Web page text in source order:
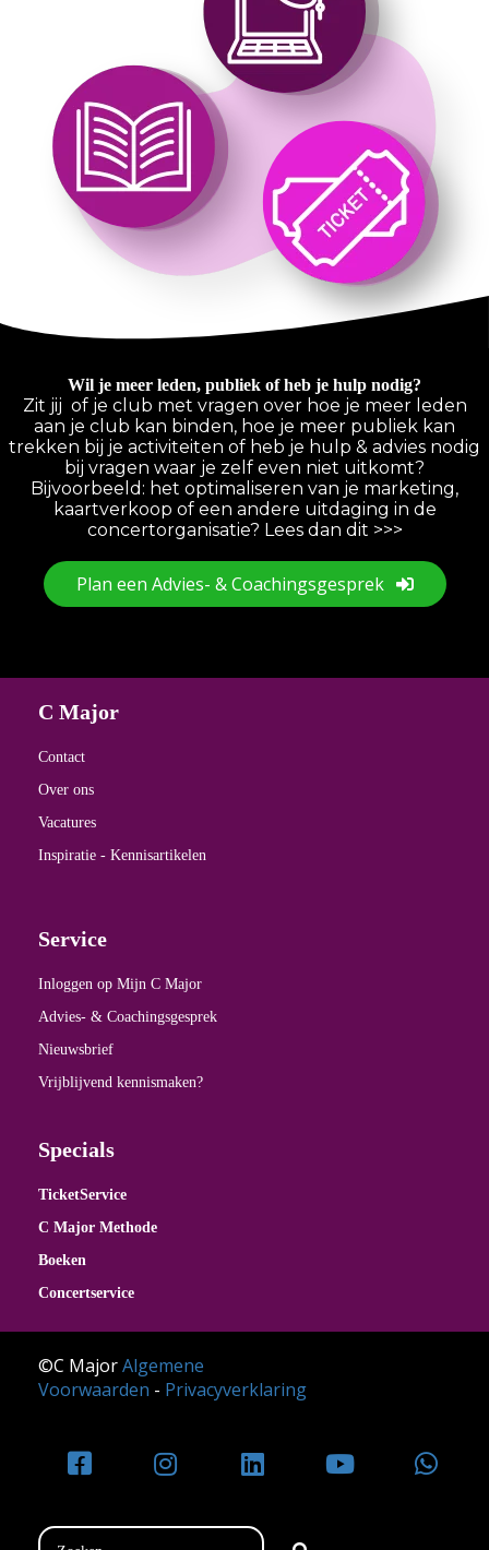
Wil je meer leden, publiek of heb je hulp nodig?
Zit jij of je club met vragen over hoe je meer leden
aan je club kan binden, hoe je meer publiek kan
trekken bij je activiteiten of heb je hulp & advies nodig
bij vragen waar je zelf even niet uitkomt?
Bijvoorbeeld: het optimaliseren van je marketing,
kaartverkoop of een andere uitdaging in de
concertorganisatie? Lees dan dit >>>
Plan een Advies- & Coachingsgesprek
C Major
Contact
Over ons
Vacatures
Inspiratie - Kennisartikelen
Service
Inloggen op Mijn C Major
Advies- & Coachingsgesprek
Nieuwsbrief
Vrijblijvend kennismaken?
Specials
TicketService
C Major Methode
Boeken
Concertservice
©C MajorAlgemene
Voorwaarden - Privacyverklaring